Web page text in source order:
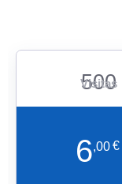
500
Visitas
6 ,00 €